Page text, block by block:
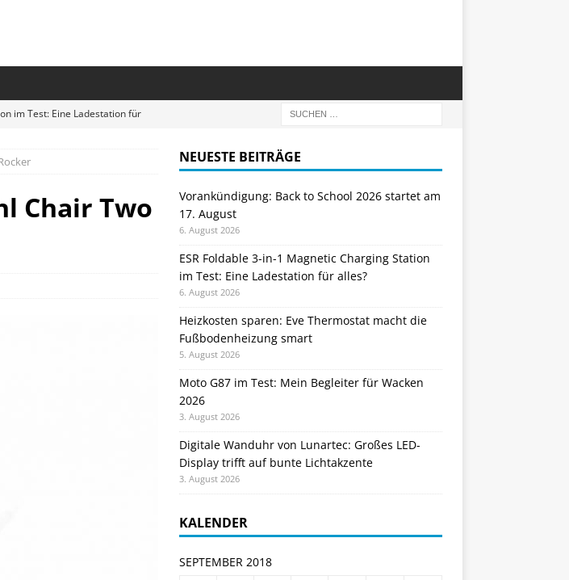
im Test: Eine Ladestation für
Fußbodenheizung smart
2026Chair Two
NEUESTE BEITRÄGE
Vorankündigung: Back to School 2026 startet am
17. August
6. August 2026
ESR Foldable 3-in-1 Magnetic Charging Station
im Test: Eine Ladestation für alles?
6. August 2026
Heizkosten sparen: Eve Thermostat macht die
Fußbodenheizung smart
5. August 2026
Moto G87 im Test: Mein Begleiter für Wacken
2026
3. August 2026
Digitale Wanduhr von Lunartec: Großes LED-
Display trifft auf bunte Lichtakzente
3. August 2026
KALENDER
SEPTEMBER 2018